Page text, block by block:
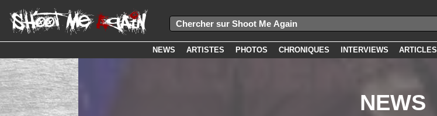
NEWS ARTISTES PHOTOS CHRONIQUES INTERVIEWS ARTICLES
NEWS